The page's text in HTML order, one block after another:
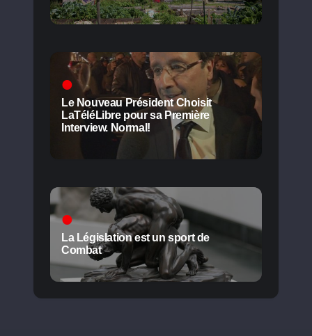
Le Nouveau Président Choisit
LaTéléLibre pour sa Première
Interview. Normal!
La Législation est un sport de
Combat